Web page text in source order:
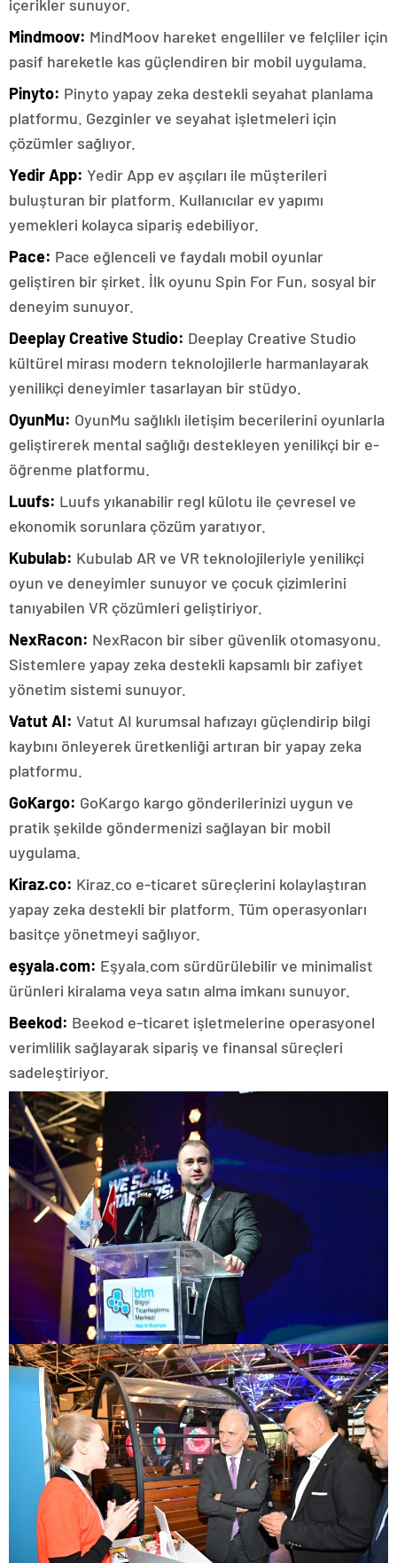
içerikler sunuyor.
Mindmoov: MindMoov hareket engelliler ve felçliler için
pasif hareketle kas güçlendiren bir mobil uygulama.
Pinyto: Pinyto yapay zeka destekli seyahat planlama
platformu. Gezginler ve seyahat işletmeleri için
çözümler sağlıyor.
Yedir App: Yedir App ev aşçıları ile müşterileri
buluşturan bir platform. Kullanıcılar ev yapımı
yemekleri kolayca sipariş edebiliyor.
Pace: Pace eğlenceli ve faydalı mobil oyunlar
geliştiren bir şirket. İlk oyunu Spin For Fun, sosyal bir
deneyim sunuyor.
Deeplay Creative Studio: Deeplay Creative Studio
kültürel mirası modern teknolojilerle harmanlayarak
yenilikçi deneyimler tasarlayan bir stüdyo.
OyunMu: OyunMu sağlıklı iletişim becerilerini oyunlarla
geliştirerek mental sağlığı destekleyen yenilikçi bir e-
öğrenme platformu.
Luufs: Luufs yıkanabilir regl külotu ile çevresel ve
ekonomik sorunlara çözüm yaratıyor.
Kubulab: Kubulab AR ve VR teknolojileriyle yenilikçi
oyun ve deneyimler sunuyor ve çocuk çizimlerini
tanıyabilen VR çözümleri geliştiriyor.
NexRacon: NexRacon bir siber güvenlik otomasyonu.
Sistemlere yapay zeka destekli kapsamlı bir zafiyet
yönetim sistemi sunuyor.
Vatut AI: Vatut AI kurumsal hafızayı güçlendirip bilgi
kaybını önleyerek üretkenliği artıran bir yapay zeka
platformu.
GoKargo: GoKargo kargo gönderilerinizi uygun ve
pratik şekilde göndermenizi sağlayan bir mobil
uygulama.
Kiraz.co: Kiraz.co e-ticaret süreçlerini kolaylaştıran
yapay zeka destekli bir platform. Tüm operasyonları
basitçe yönetmeyi sağlıyor.
eşyala.com: Eşyala.com sürdürülebilir ve minimalist
ürünleri kiralama veya satın alma imkanı sunuyor.
Beekod: Beekod e-ticaret işletmelerine operasyonel
verimlilik sağlayarak sipariş ve finansal süreçleri
sadeleştiriyor.